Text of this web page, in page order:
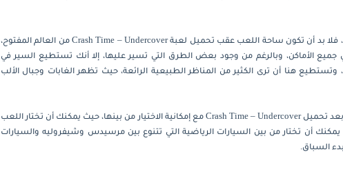
بما أننا نتحدث عن لعبة مغامرات، فلا بد أن تكون ساحة اللعب عقب تحميل لعبة Crash Time – Undercover من العالم المفتوح،
الأماكن، وبالرغم من وجود بعض الطرق التي تسير عليها، إلا أنك تستطيع السير في
هنا أن ترى الكثير من المناظر الطبيعية الرائعة، حيث تظهر الغابات وجبال الألب
في إطار السيارات، هناك تنوع كبير بعد تحميل Crash Time – Undercover مع إمكانية الاختيار من بينها، حيث يمكنك أن تختار اللعب
أن تختار من بين السيارات الرياضية التي تتنوع بين مرسيدس وشيفروليه والسيارات
السباق.